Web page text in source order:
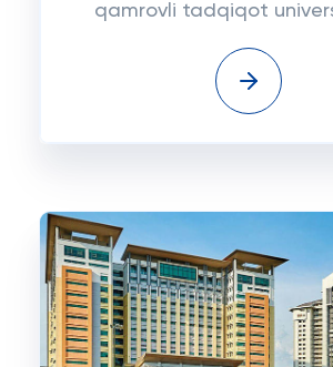
qamrovli tadqiqot